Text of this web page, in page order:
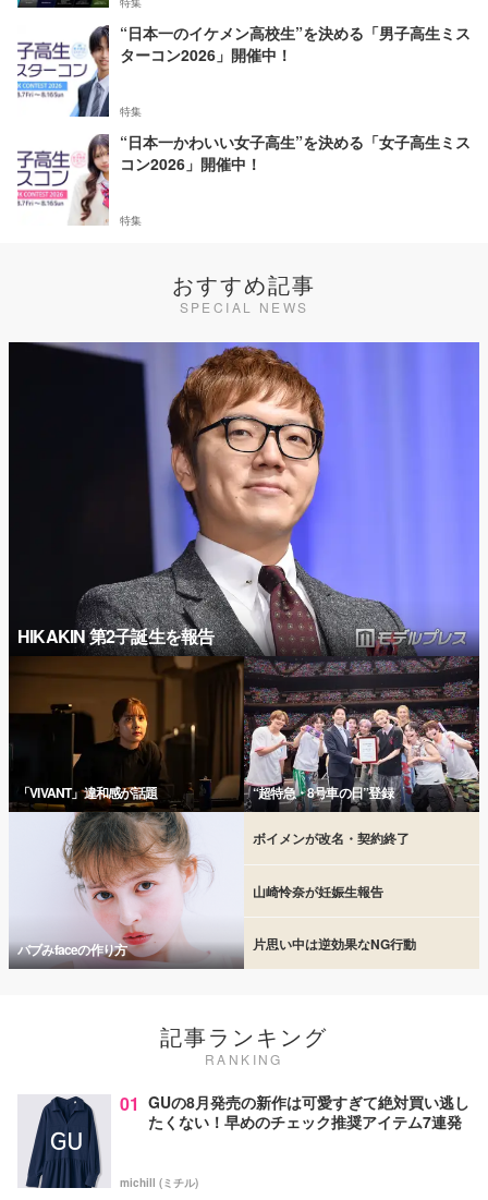
“日本一のイケメン高校生”を決める「男子高生ミス
ターコン2026」開催中！
特集
“日本一かわいい女子高生”を決める「女子高生ミス
コン2026」開催中！
特集
おすすめ記事
SPECIAL NEWS
HIKAKIN 第2子誕生を報告
「VIVANT」違和感が話題 “超特急・8号車の日”登録
バブみfaceの作り方
ボイメンが改名・契約終了
山崎怜奈が妊娠生報告
片思い中は逆効果なNG行動
記事ランキング
RANKING
01 GUの8月発売の新作は可愛すぎて絶対買い逃し
たくない！早めのチェック推奨アイテム7連発
michill (ミチル)